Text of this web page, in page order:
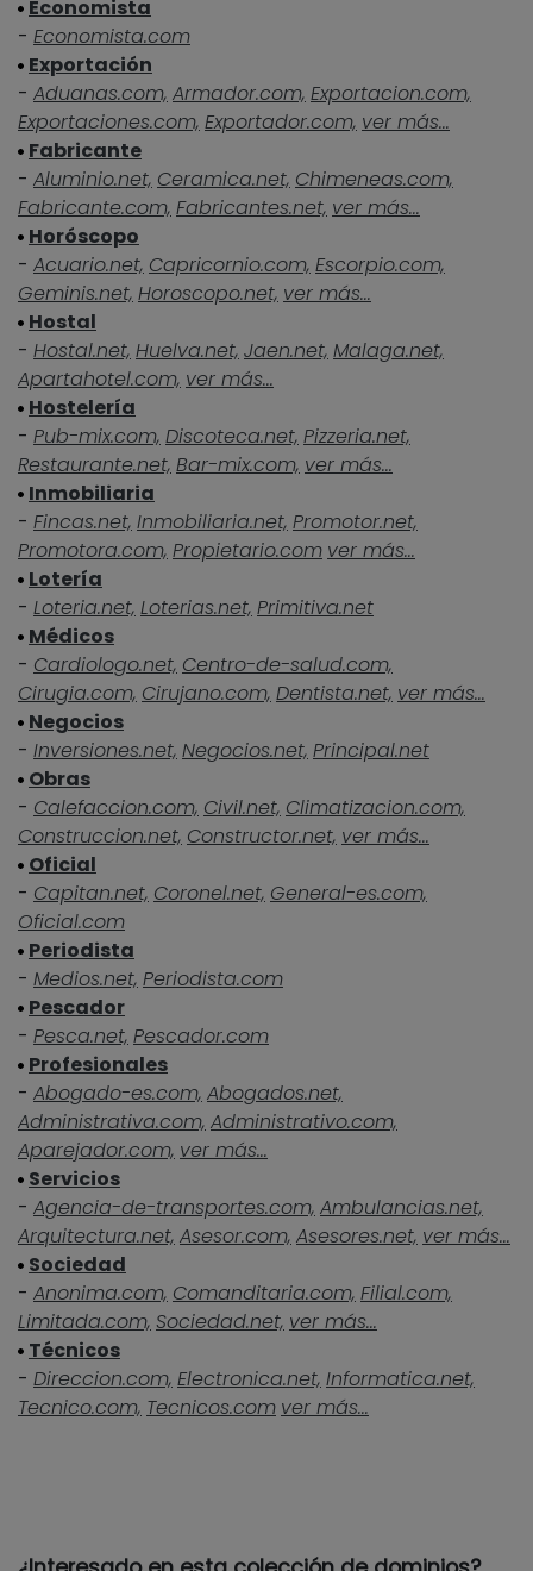
Economista
- Economista.com
Exportación
- Aduanas.com, Armador.com, Exportacion.com,
Exportaciones.com, Exportador.com, ver más...
Fabricante
- Aluminio.net, Ceramica.net, Chimeneas.com,
Fabricante.com, Fabricantes.net, ver más...
Horóscopo
- Acuario.net, Capricornio.com, Escorpio.com,
Geminis.net, Horoscopo.net, ver más...
Hostal
- Hostal.net, Huelva.net, Jaen.net, Malaga.net,
Apartahotel.com, ver más...
Hostelería
- Pub-mix.com, Discoteca.net, Pizzeria.net,
Restaurante.net, Bar-mix.com, ver más...
Inmobiliaria
- Fincas.net, Inmobiliaria.net, Promotor.net,
Promotora.com, Propietario.com ver más...
Lotería
- Loteria.net, Loterias.net, Primitiva.net
Médicos
- Cardiologo.net, Centro-de-salud.com,
Cirugia.com, Cirujano.com, Dentista.net, ver más...
Negocios
- Inversiones.net, Negocios.net, Principal.net
Obras
- Calefaccion.com, Civil.net, Climatizacion.com,
Construccion.net, Constructor.net, ver más...
Oficial
- Capitan.net, Coronel.net, General-es.com,
Oficial.com
Periodista
- Medios.net, Periodista.com
Pescador
- Pesca.net, Pescador.com
Profesionales
- Abogado-es.com, Abogados.net,
Administrativa.com, Administrativo.com,
Aparejador.com, ver más...
Servicios
- Agencia-de-transportes.com, Ambulancias.net,
Arquitectura.net, Asesor.com, Asesores.net, ver más...
Sociedad
- Anonima.com, Comanditaria.com, Filial.com,
Limitada.com, Sociedad.net, ver más...
Técnicos
- Direccion.com, Electronica.net, Informatica.net,
Tecnico.com, Tecnicos.com ver más...